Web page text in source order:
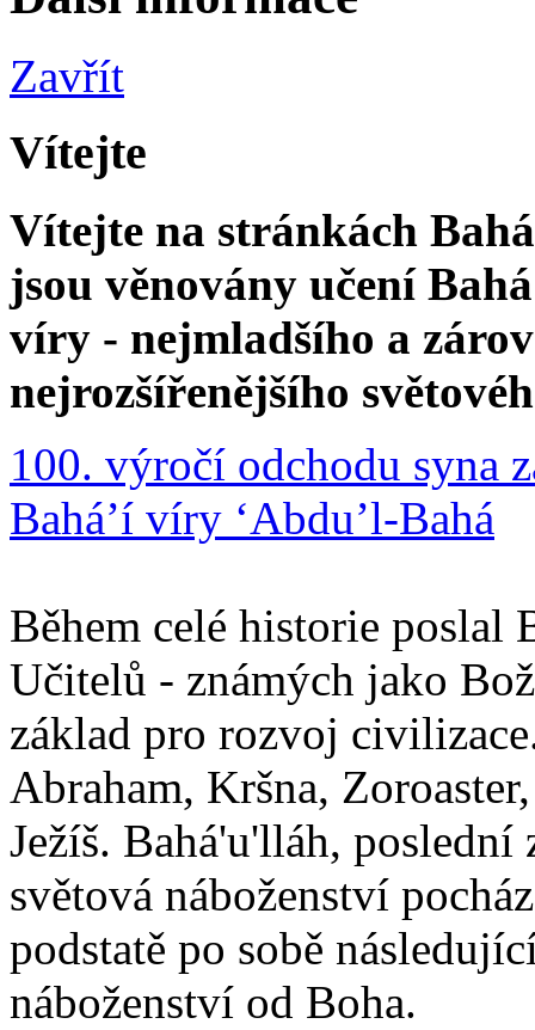
Zavřít
Vítejte
Vítejte na stránkách
jsou věnovány učení
víry - nejmladšího a
nejrozšířenějšího
100. výročí odchodu syna
Bahá’í víry ‘Abdu’l-Bahá
Během celé historie poslal
Učitelů - známých jako
základ pro rozvoj
Abraham, Kršna,
Ježíš. Bahá'u'lláh,
světová náboženství
podstatě po sobě
náboženství od Boha.